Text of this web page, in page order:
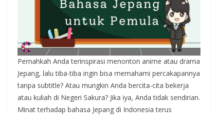
Pernahkah Anda terinspirasi menonton anime atau drama
Jepang, lalu tiba-tiba ingin bisa memahami percakapannya
tanpa subtitle? Atau mungkin Anda bercita-cita bekerja
atau kuliah di Negeri Sakura? Jika iya, Anda tidak sendirian.
Minat terhadap bahasa Jepang di Indonesia terus